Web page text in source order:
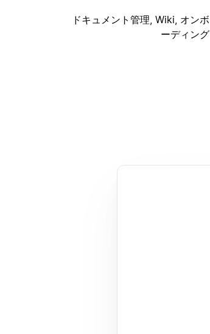
ドキュメント管理, Wiki, オンボ
ーディング